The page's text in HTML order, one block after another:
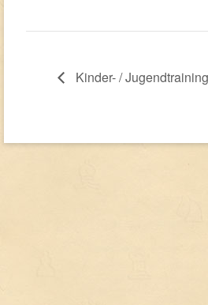
Kinder- / Jugendtraining